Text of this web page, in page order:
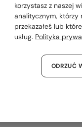
2-4 DNI
korzystasz z naszej
analitycznym, którzy
przekazałeś lub
usług. Polityka
ODRZUĆ